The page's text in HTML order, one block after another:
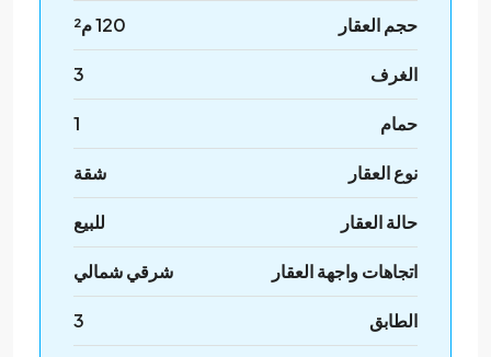
حجم العقار 120 م²
الغرف 3
حمام 1
نوع العقار شقة
حالة العقار للبيع
اتجاهات واجهة العقار شرقي شمالي
الطابق 3